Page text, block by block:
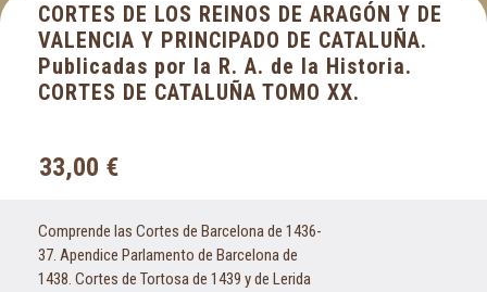
CORTES DE LOS REINOS DE ARAGÓN Y DE
VALENCIA Y PRINCIPADO DE CATALUÑA.
Publicadas por la R. A. de la Historia.
CORTES DE CATALUÑA TOMO XX.
33,00 €
Comprende las Cortes de Barcelona de 1436-
37. Apendice Parlamento de Barcelona de
1438. Cortes de Tortosa de 1439 y de Lerida